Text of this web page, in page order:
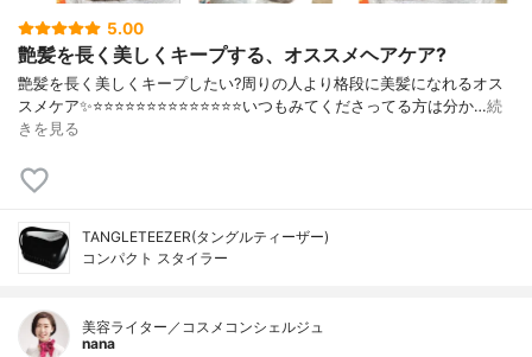
5.00
艶髪を長く美しくキープする、オススメヘアケア?
艶髪を長く美しくキープしたい?周りの人より格段に美髪になれるオス
スメケア✨⭐️⭐️⭐️⭐️⭐️⭐️⭐️⭐️⭐️⭐️⭐️⭐️⭐️⭐️いつもみてくださってる方は分か…続
きを見る
TANGLETEEZER(タングルティーザー)
コンパクト スタイラー
美容ライター／コスメコンシェルジュ
nana